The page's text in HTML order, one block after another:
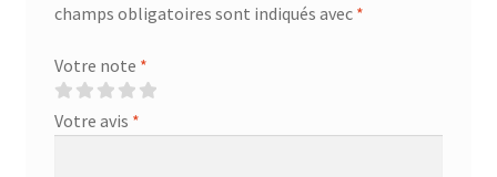
champs obligatoires sont indiqués avec *
Votre note *
Votre avis *